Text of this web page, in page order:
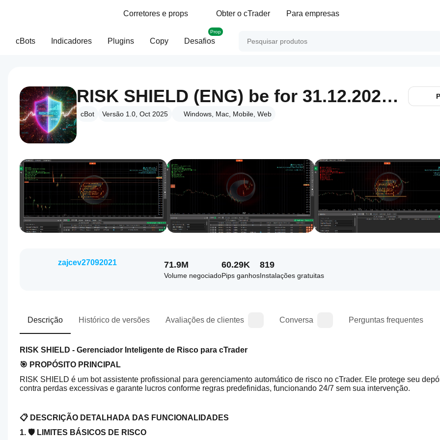
Corretores e props Obter o cTrader Para empresas
cBots Indicadores Plugins Copy Desafios
Prop
RISK SHIELD (ENG) be for 31.12.2025_noSourceCode
cBot Versão 1.0, Oct 2025 Windows, Mac, Mobile, Web
zajcev27092021 71.9M
Volume negociado
60.29K
Pips ganhos
819
Instalações gratuitas
Descrição Histórico de versões Avaliações de clientes Conversa Perguntas frequentes
RISK SHIELD - Gerenciador Inteligente de Risco para cTrader
🎯 PROPÓSITO PRINCIPAL
RISK SHIELD é um bot assistente profissional para gerenciamento automático de risco no cTrader. Ele protege seu
contra perdas excessivas e garante lucros conforme regras predefinidas, funcionando 24/7 sem sua intervenção.
📋 DESCRIÇÃO DETALHADA DAS FUNCIONALIDADES
1. 🛡️ LIMITES BÁSICOS DE RISCO